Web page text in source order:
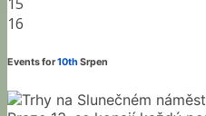
16
Events for10th Srpen